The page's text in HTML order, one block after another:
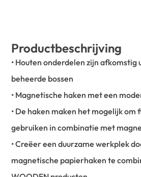
Productbeschrijving
• Houten onderdelen zijn afkomstig
beheerde bossen
• Magnetische haken met een
• De haken maken het mogelijk
gebruiken in combinatie met
• Creëer een duurzame werkplek
magnetische papierhaken te